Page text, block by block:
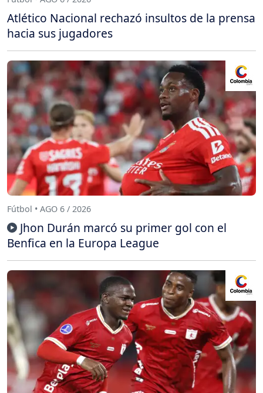
Atlético Nacional rechazó insultos de la prensa
hacia sus jugadores
Fútbol • AGO 6 / 2026
Jhon Durán marcó su primer gol con el
Benfica en la Europa League